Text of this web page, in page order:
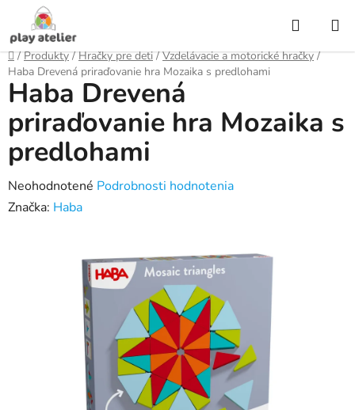
obsah
Hľadať
Domov
/ Produkty / Hračky pre deti / Vzdelávacie a motorické hračky /
Haba Drevená priraďovanie hra Mozaika s predlohami
Haba Drevená
priraďovanie hra Mozaika s
predlohami
Priemerné
hodnotenie
Neohodnotené Podrobnosti hodnotenia
Značka: Haba